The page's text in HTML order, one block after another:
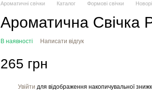
Ароматичні свічки Каталог Формові свічки
Ароматична Свічка
В наявності Написати відгук
265 грн
Увійти для відображення накопичувальної